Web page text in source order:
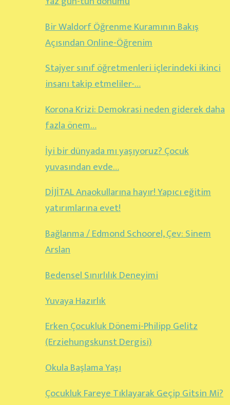
Bir Waldorf Öğrenme Kuramının Bakış
Açısından Online-Öğrenim
Stajyer sınıf öğretmenleri içlerindeki ikinci
insanı takip etmeliler-…
Korona Krizi: Demokrasi neden giderek daha
fazla önem…
İyi bir dünyada mı yaşıyoruz? Çocuk
yuvasından evde…
DİJİTAL Anaokullarına hayır! Yapıcı eğitim
yatırımlarına evet!
Bağlanma / Edmond Schoorel, Çev: Sinem
Arslan
Bedensel Sınırlılık Deneyimi
Yuvaya Hazırlık
Erken Çocukluk Dönemi-Philipp Gelitz
(Erziehungskunst Dergisi)
Okula Başlama Yaşı
Çocukluk Fareye Tıklayarak Geçip Gitsin Mi?